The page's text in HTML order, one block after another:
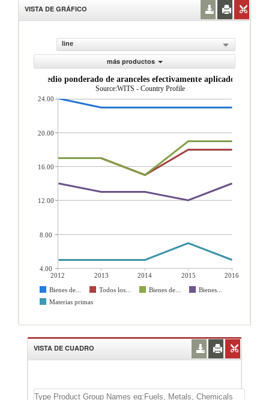
VISTA DE GRÁFICO
line
más productos
Source:WITS - Country Profile
2012 2013 2014 2015
2016
Bienes de...
Todos los... Bienes de...
Bienes...
Materias primas
24.00
20.00
16.00
12.00
8.00
4.00
VISTA DE CUADRO